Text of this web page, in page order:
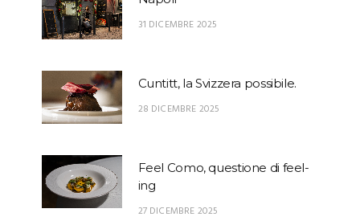
31 DICEMBRE 2025
Cuntitt, la Svizzera possibile.
28 DICEMBRE 2025
Feel Como, questione di feel-
ing
27 DICEMBRE 2025